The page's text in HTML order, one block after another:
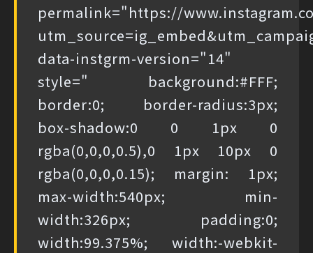
permalink="https://
data-instgrm-version="14"
style=" background:#FFF;
border:0; border-radius:3px;
box-shadow:0 0 1px 0
rgba(0,0,0,0.5),0 1px 10px 0
rgba(0,0,0,0.15); margin: 1px;
max-width:540px; min-
width:326px; padding:0;
width:99.375%; width:-webkit-